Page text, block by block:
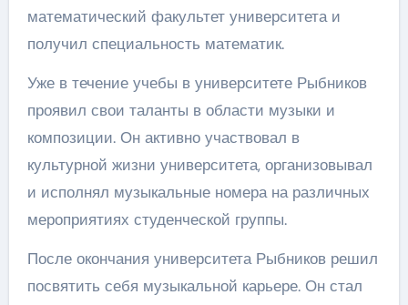
математический факультет университета и
получил специальность математик.
Уже в течение учебы в университете Рыбников
проявил свои таланты в области музыки и
композиции. Он активно участвовал в
культурной жизни университета, организовывал
и исполнял музыкальные номера на различных
мероприятиях студенческой группы.
После окончания университета Рыбников решил
посвятить себя музыкальной карьере. Он стал